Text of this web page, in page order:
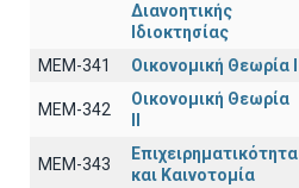
Διανοητικής
Ιδιοκτησίας
ΜΕΜ-341 Οικονομική Θεωρία Ι
ΜΕΜ-342
Οικονομική Θεωρία
ΜΕΜ-343
Επιχειρηματικότητα
και Καινοτομία